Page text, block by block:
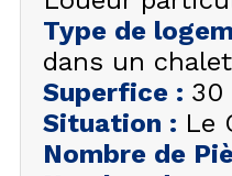
Type de
dans un chalet
Superfice : 30
Situation : Le
Nombre de